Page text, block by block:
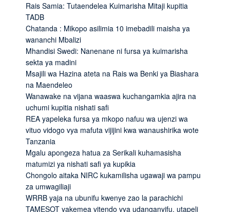
Rais Samia: Tutaendelea Kuimarisha Mitaji kupitia
TADB
Chatanda : Mikopo asilimia 10 imebadili maisha ya
wananchi Mbalizi
Mhandisi Swedi: Nanenane ni fursa ya kuimarisha
sekta ya madini
Msajili wa Hazina ateta na Rais wa Benki ya Biashara
na Maendeleo
Wanawake na vijana waaswa kuchangamkia ajira na
uchumi kupitia nishati safi
REA yapeleka fursa ya mkopo nafuu wa ujenzi wa
vituo vidogo vya mafuta vijijini kwa wanaushirika wote
Tanzania
Mgalu apongeza hatua za Serikali kuhamasisha
matumizi ya nishati safi ya kupikia
Chongolo aitaka NIRC kukamilisha ugawaji wa pampu
za umwagiliaji
WRRB yaja na ubunifu kwenye zao la parachichi
TAMESOT yakemea vitendo vya udanganyifu, utapeli